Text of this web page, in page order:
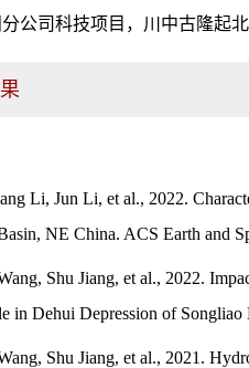
公司科技项目，川中古隆起
Li, Jun Li, et al., 2022.
NE China. ACS Earth and
Shu Jiang, et al., 2022.
in Dehui Depression of
Shu Jiang, et al., 2021.